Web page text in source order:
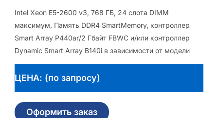
Intel Xeon E5-2600 v3, 768 ГБ, 24 слота DIMM
максимум, Память DDR4 SmartMemory, контроллер
Smart Array P440ar/2 Гбайт FBWC и/или контроллер
Dynamic Smart Array B140i в зависимости от модели
ЦЕНА: (по запросу)
Оформить заказ